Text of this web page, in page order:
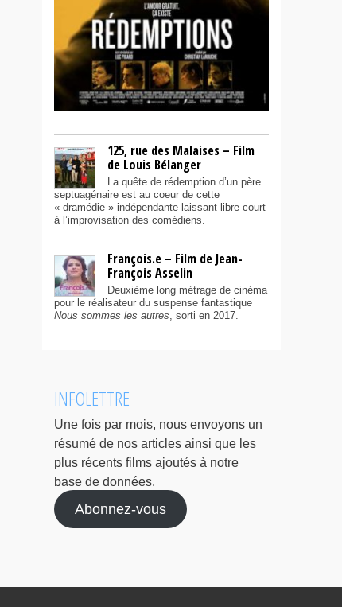
125, rue des Malaises – Film
de Louis Bélanger
La quête de rédemption d’un père
septuagénaire est au coeur de cette
« dramédie » indépendante laissant libre court
à l’improvisation des comédiens.
François.e – Film de Jean-
François Asselin
Deuxième long métrage de cinéma
pour le réalisateur du suspense fantastique
Nous sommes les autres, sorti en 2017.
INFOLETTRE
Une fois par mois, nous envoyons un
résumé de nos articles ainsi que les
plus récents films ajoutés à notre
base de données.
Abonnez-vous